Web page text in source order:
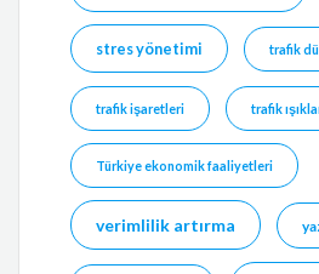
stres yönetimi trafik
trafik işaretleri trafik
Türkiye ekonomik faaliyetleri
verimlilik artırma